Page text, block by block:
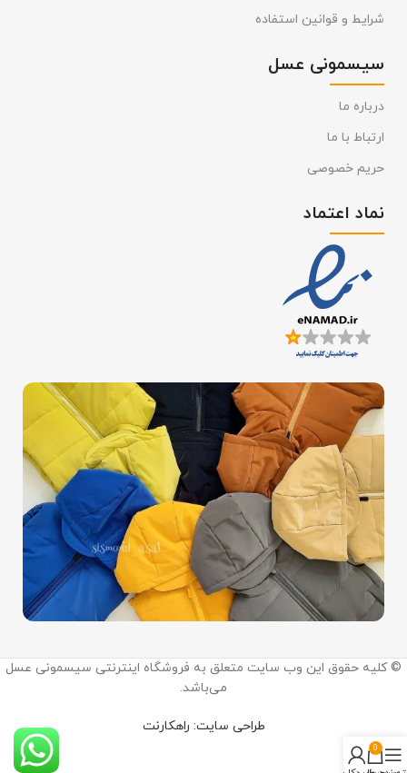
شرایط و قوانین استفاده
سیسمونی عسل
درباره ما
ارتباط با ما
حریم خصوصی
نماد اعتماد
اینستاگرام:
@sismooni_asal
© کلیه حقوق این وب سایت متعلق به فروشگاه اینترنتی سیسمونی عسل
می‌باشد.
طراحی سایت: راهکارنت
0